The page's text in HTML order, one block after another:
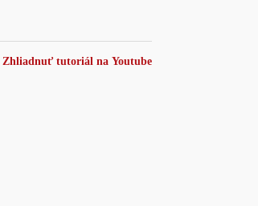
Zhliadnuť tutoriál na Youtube